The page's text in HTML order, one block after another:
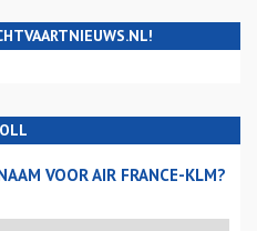
VOOR AIR FRANCE-KLM?